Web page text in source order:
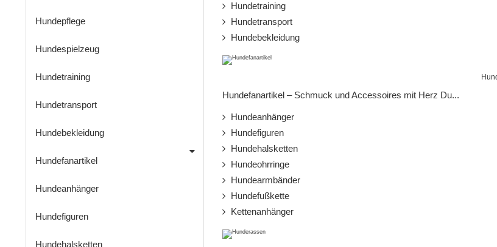
Hundetraining
Hundetransport
Hundebekleidung
Hundefanartikel – Schmuck und Accessoires mit Herz Du...
Hundeanhänger
Hundefiguren
Hundehalsketten
Hundeohrringe
Hundearmbänder
Hundefußkette
Kettenanhänger
Hundepflege
Hundespielzeug
Hundetraining
Hundetransport
Hundebekleidung
Hundefanartikel
Hundeanhänger
Hundefiguren
Hundehalsketten